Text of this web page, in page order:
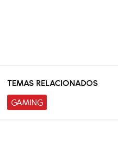
TEMAS RELACIONADOS
GAMING